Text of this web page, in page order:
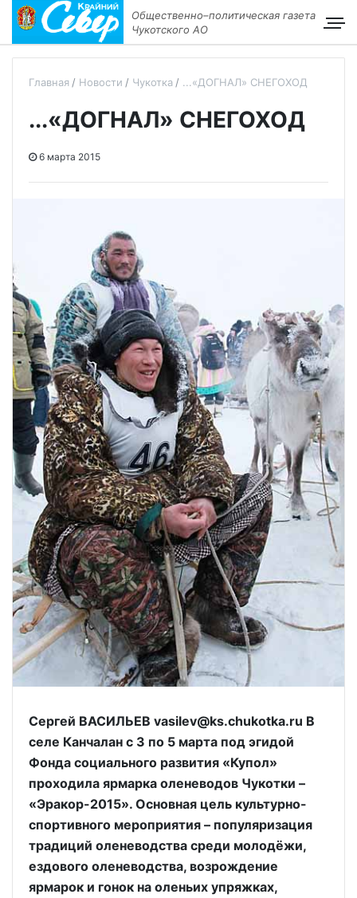
Общественно–политическая газета
Чукотского АО
Главная Новости Чукотка ...«ДОГНАЛ» СНЕГОХОД
...«ДОГНАЛ» СНЕГОХОД
6 марта 2015
Сергей ВАСИЛЬЕВ vasilev@ks.chukotka.ru В
селе Канчалан с 3 по 5 марта под эгидой
Фонда социального развития «Купол»
проходила ярмарка оленеводов Чукотки –
«Эракор-2015». Основная цель культурно-
спортивного мероприятия – популяризация
традиций оленеводства среди молодёжи,
ездового оленеводства, возрождение
ярмарок и гонок на оленьих упряжках,